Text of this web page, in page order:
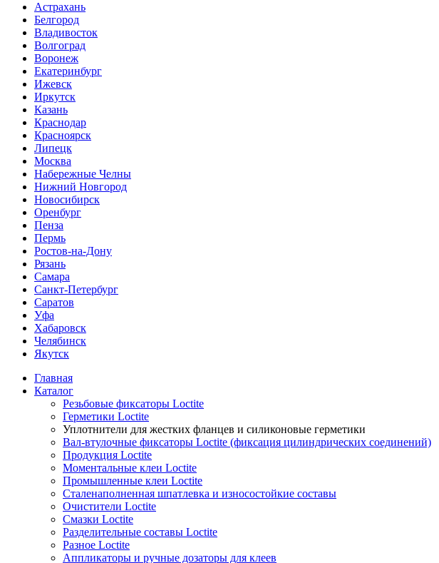
Астрахань
Белгород
Владивосток
Волгоград
Воронеж
Екатеринбург
Ижевск
Иркутск
Казань
Краснодар
Красноярск
Липецк
Москва
Набережные Челны
Нижний Новгород
Новосибирск
Оренбург
Пенза
Пермь
Ростов-на-Дону
Рязань
Самара
Санкт-Петербург
Саратов
Уфа
Хабаровск
Челябинск
Якутск
Главная
Каталог
Резьбовые фиксаторы Loctite
Герметики Loctite
Уплотнители для жестких фланцев и силиконовые герметики
Вал-втулочные фиксаторы Loctite (фиксация цилиндрических соединений)
Продукция Loctite
Моментальные клеи Loctite
Промышленные клеи Loctite
Сталенаполненная шпатлевка и износостойкие составы
Очистители Loctite
Смазки Loctite
Разделительные составы Loctite
Разное Loctite
Аппликаторы и ручные дозаторы для клеев